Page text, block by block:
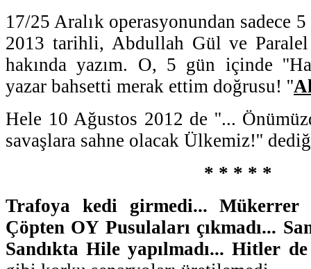
17/25 Aralık operasyonundan sadece
2013 tarihli, Abdullah Gül ve Paralel
hakında yazım. O, 5 gün içinde
yazar bahsetti merak ettim doğrusu! ''
Hele 10 Ağustos 2012 de ''...
savaşlara sahne olacak Ülkemiz!''
* * * * *
Trafoya kedi girmedi... Mükerrer
Çöpten OY Pusulaları çıkmadı...
Sandıkta Hile yapılmadı... Hitler